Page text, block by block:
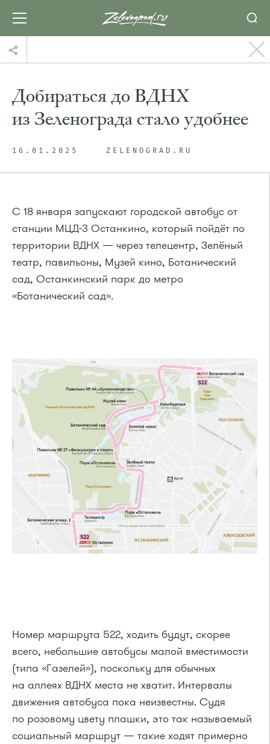
Добираться до ВДНХ
из Зеленограда стало удобнее
16.01.2025 ZELENOGRAD.RU
С 18 января запускают городской автобус от
станции МЦД-3 Останкино, который пойдёт по
территории ВДНХ — через телецентр, Зелёный
театр, павильоны, Музей кино, Ботанический
сад, Останкинский парк до метро
«Ботанический сад».
Номер маршрута 522, ходить будут, скорее
всего, небольшие автобусы малой вместимости
(типа «Газелей»), поскольку для обычных
на аллеях ВДНХ места не хватит. Интервалы
движения автобуса пока неизвестны. Судя
по розовому цвету плашки, это так называемый
социальный маршрут — такие ходят примерно